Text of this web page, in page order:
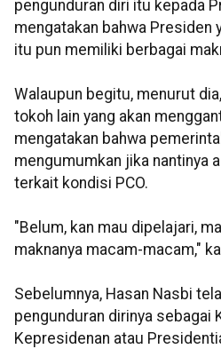
pengunduran diri itu kepada
mengatakan bahwa Presiden
itu pun memiliki berbagai
Walaupun begitu, menurut
tokoh lain yang akan
mengatakan bahwa
mengumumkan jika nantinya
terkait kondisi PCO.
"Belum, kan mau dipelajari,
maknanya macam-macam,"
Sebelumnya, Hasan Nasbi
pengunduran dirinya sebagai
Kepresidenan atau